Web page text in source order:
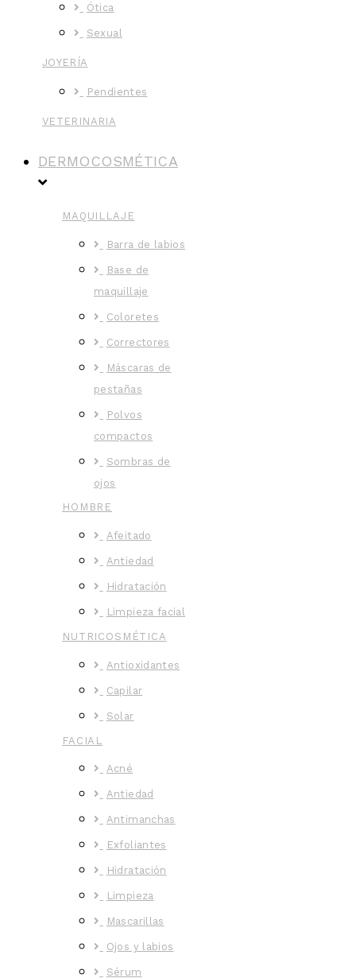
Ótica
Sexual
JOYERÍA
Pendientes
VETERINARIA
DERMOCOSMÉTICA
MAQUILLAJE
Barra de labios
Base de
maquillaje
Coloretes
Correctores
Máscaras de
pestañas
Polvos
compactos
Sombras de
ojos
HOMBRE
Afeitado
Antiedad
Hidratación
Limpieza facial
NUTRICOSMÉTICA
Antioxidantes
Capilar
Solar
FACIAL
Acné
Antiedad
Antimanchas
Exfoliantes
Hidratación
Limpieza
Mascarillas
Ojos y labios
Sérum